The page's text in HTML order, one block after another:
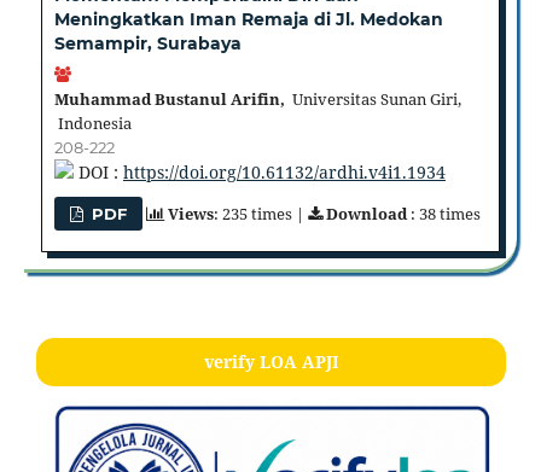
Meningkatkan Iman Remaja di Jl. Medokan
Semampir, Surabaya
Muhammad Bustanul Arifin, Universitas Sunan Giri,
Indonesia
208-222
DOI : https://doi.org/10.61132/ardhi.v4i1.1934
PDF Views: 235 times | Download: 38 times
verify LOA APJI